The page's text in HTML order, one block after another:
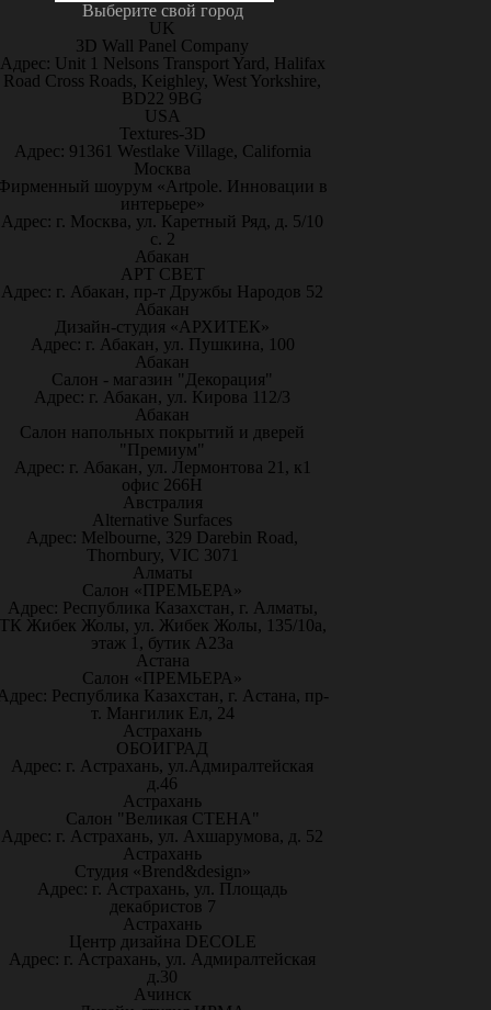
Выберите свой город
UK
3D Wall Panel Company
Адрес: Unit 1 Nelsons Transport Yard, Halifax
Road Cross Roads, Keighley, West Yorkshire,
BD22 9BG
USA
Textures-3D
Адрес: 91361 Westlake Village, California
Москва
шоурум «Artpole. Инновации в
интерьере»
Адрес: г. Москва, ул. Каретный Ряд, д. 5/10
с. 2
Абакан
АРТ СВЕТ
Адрес: г. Абакан, пр-т Дружбы Народов 52
Абакан
Дизайн-студия «АРХИТЕК»
Адрес: г. Абакан, ул. Пушкина, 100
Абакан
Салон - магазин "Декорация"
Адрес: г. Абакан, ул. Кирова 112/3
Абакан
Салон напольных покрытий и дверей
"Премиум"
Адрес: г. Абакан, ул. Лермонтова 21, к1
офис 266Н
Австралия
Alternative Surfaces
Адрес: Melbourne, 329 Darebin Road,
Thornbury, VIC 3071
Алматы
Салон «ПРЕМЬЕРА»
Адрес: Республика Казахстан, г. Алматы,
Жибек Жолы, ул. Жибек Жолы, 135/10а,
этаж 1, бутик А23а
Астана
Салон «ПРЕМЬЕРА»
Республика Казахстан, г. Астана, пр-
т. Мангилик Ел, 24
Астрахань
ОБОИГРАД
Адрес: г. Астрахань, ул.Адмиралтейская
д.46
Астрахань
Салон "Великая СТЕНА"
Адрес: г. Астрахань, ул. Ахшарумова, д. 52
Астрахань
Студия «Brend&design»
Адрес: г. Астрахань, ул. Площадь
декабристов 7
Астрахань
Центр дизайна DECOLE
Адрес: г. Астрахань, ул. Адмиралтейская
д.30
Ачинск